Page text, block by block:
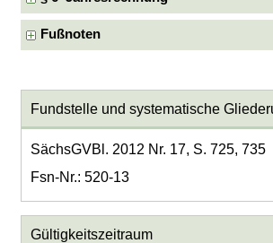
Fußnoten
Fundstelle und systematische
SächsGVBl. 2012 Nr. 17, S. 725, 735
Fsn-Nr.: 520-13
Gültigkeitszeitraum